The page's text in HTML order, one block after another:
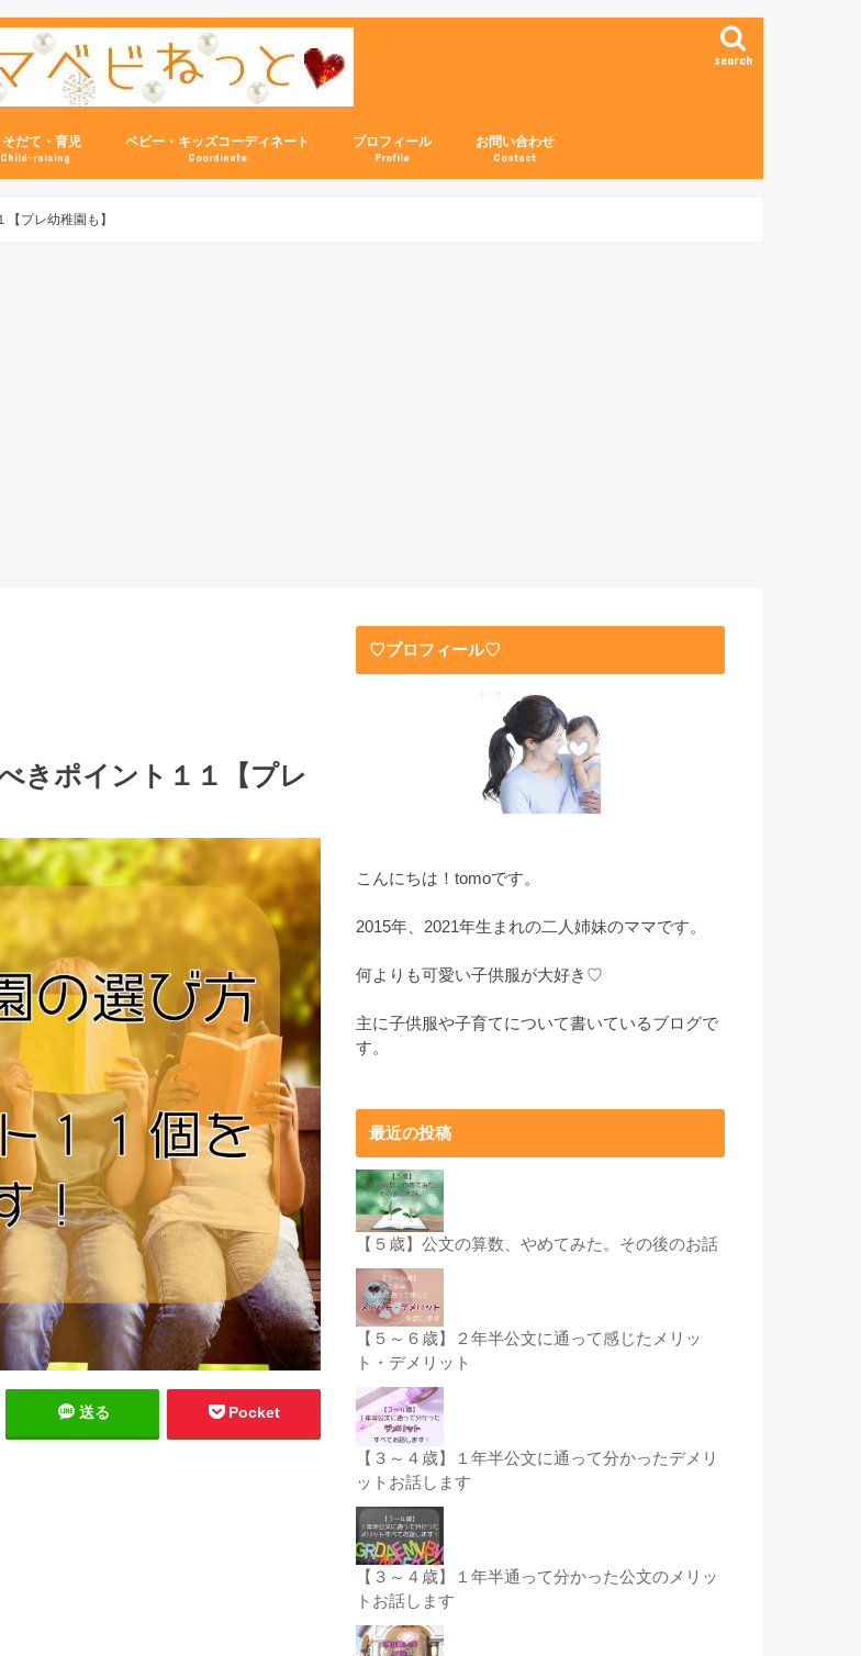
search
そだて・育児
Child-raising
ベビー・キッズコーディネート
Coordinate
プロフィール
Profile
お問い合わせ
Contact
プレ幼稚園も】
きポイント１１【プレ
送る Pocket
♡プロフィール♡
こんにちは！tomoです。
2015年、2021年生まれの二人姉妹のママです。
何よりも可愛い子供服が大好き♡
主に子供服や子育てについて書いているブログで
す。
最近の投稿
【５歳】公文の算数、やめてみた。その後のお話
【５～６歳】２年半公文に通って感じたメリッ
ト・デメリット
【３～４歳】１年半公文に通って分かったデメリ
ットお話します
【３～４歳】１年半通って分かった公文のメリッ
トお話します